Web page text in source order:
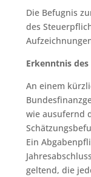
Die Befugnis
des
Erkenntnis
An einem
wie ausufernd
Ein
geltend, die